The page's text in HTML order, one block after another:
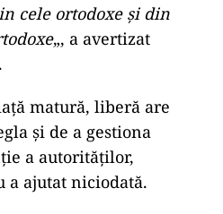
cele ortodoxe şi din
„, a avertizat
matură, liberă are
şi de a gestiona
a autorităţilor,
ajutat niciodată.